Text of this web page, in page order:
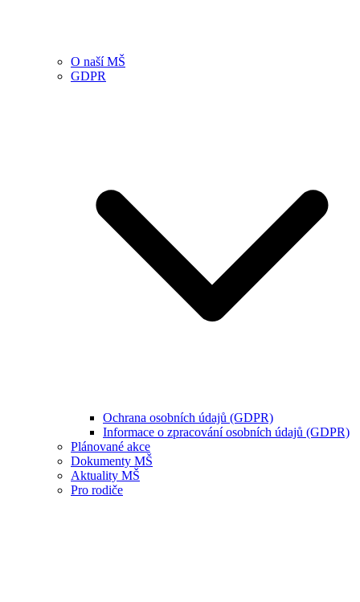
O naší MŠ
GDPR
Ochrana osobních údajů (GDPR)
Informace o zpracování osobních údajů (GDPR)
Plánované akce
Dokumenty MŠ
Aktuality MŠ
Pro rodiče